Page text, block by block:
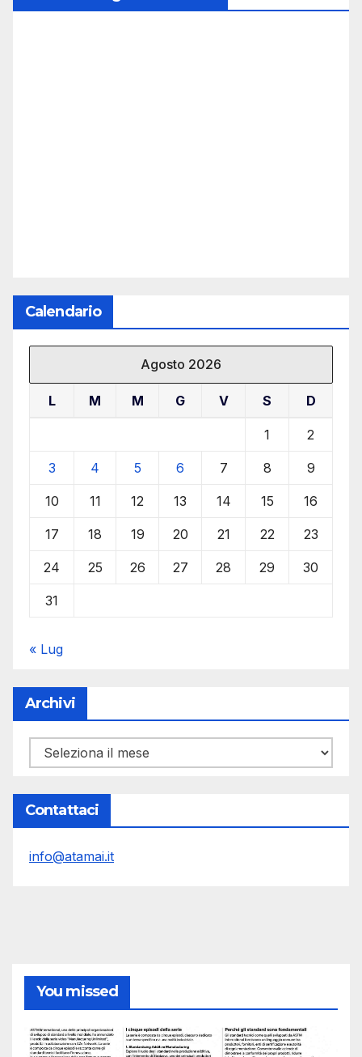
Calendario
Agosto 2026
L M M G V S D
1 2
3 4 5 6 7 8 9
10 11 12 13 14 15 16
17 18 19 20 21 22 23
24 25 26 27 28 29 30
31
« Lug
Archivi
Archivi
Contattaci
info@atamai.it
You missed